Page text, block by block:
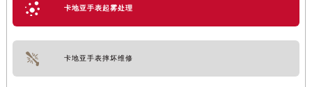
卡地亚手表起雾处理
卡地亚手表摔坏维修